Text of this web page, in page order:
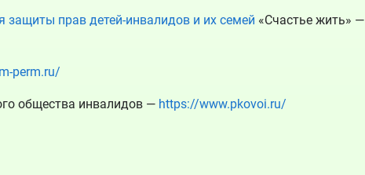
защиты прав детей-инвалидов и их семей «Счастье жить» —
perm.ru/
общества инвалидов — https://www.pkovoi.ru/